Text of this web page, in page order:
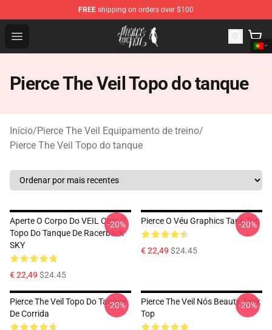
FREE shipping on orders over $100
Open menu
Pierce The Veil Store - Official Pierce The Veil
Pierce The Veil Topo do tanque
Início/Pierce The Veil Equipamento de treino/
Pierce The Veil Topo do tanque
Aperte O Corpo Do VEIL Com O
Topo Do Tanque De Racerback
SKY
€ 22,49$24.45
-20% Pierce O Véu Graphics Tank Top
€ 22,49$24.45
-20%
Pierce The Veil Topo Do Tanque
De Corrida
-20%
Pierce The Veil Nós Beauty Tank
Top
-20%